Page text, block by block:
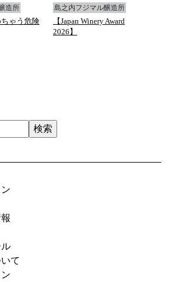
造所
ちゃう危険
島之内フジマル醸造所
【Japan Winery Award
2026】
て